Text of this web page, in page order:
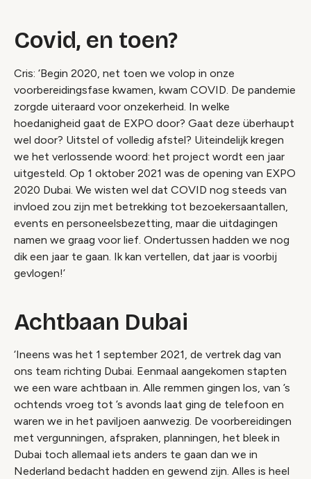
Covid, en toen?
Cris: ‘Begin 2020, net toen we volop in onze
voorbereidingsfase kwamen, kwam COVID. De pandemie
zorgde uiteraard voor onzekerheid. In welke
hoedanigheid gaat de EXPO door? Gaat deze überhaupt
wel door? Uitstel of volledig afstel? Uiteindelijk kregen
we het verlossende woord: het project wordt een jaar
uitgesteld. Op 1 oktober 2021 was de opening van EXPO
2020 Dubai. We wisten wel dat COVID nog steeds van
invloed zou zijn met betrekking tot bezoekersaantallen,
events en personeelsbezetting, maar die uitdagingen
namen we graag voor lief. Ondertussen hadden we nog
dik een jaar te gaan. Ik kan vertellen, dat jaar is voorbij
gevlogen!’
Achtbaan Dubai
‘Ineens was het 1 september 2021, de vertrek dag van
ons team richting Dubai. Eenmaal aangekomen stapten
we een ware achtbaan in. Alle remmen gingen los, van ’s
ochtends vroeg tot ’s avonds laat ging de telefoon en
waren we in het paviljoen aanwezig. De voorbereidingen
met vergunningen, afspraken, planningen, het bleek in
Dubai toch allemaal iets anders te gaan dan we in
Nederland bedacht hadden en gewend zijn. Alles is heel